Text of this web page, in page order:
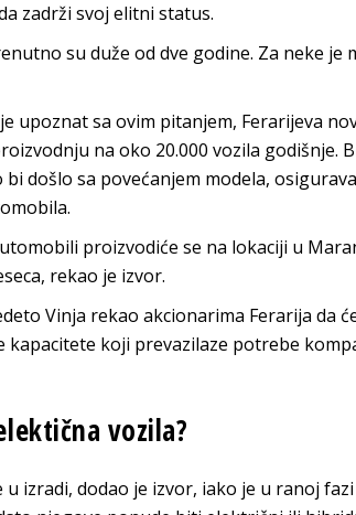
zadrži svoj elitni status.
su duže od dve godine. Za neke je
upoznat sa ovim pitanjem, Ferarijeva
na oko 20.000 vozila godišnje.
došlo sa povećanjem modela,
proizvodiće se na lokaciji u
rekao je izvor.
Vinja rekao akcionarima Ferarija da
koji prevazilaze potrebe
vozila?
izradi, dodao je izvor, iako je u ranoj